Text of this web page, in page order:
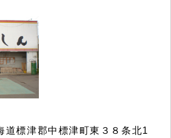
標津郡中標津町東３８条北1